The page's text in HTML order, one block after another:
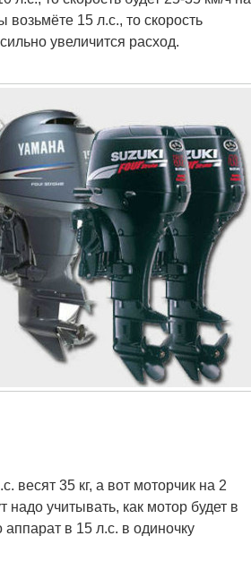
возьмёте 15 л.с., то скорость
увеличится расход.
35 кг, а вот моторчик на 2
надо учитывать, как мотор будет в
в 15 л.с. в одиночку